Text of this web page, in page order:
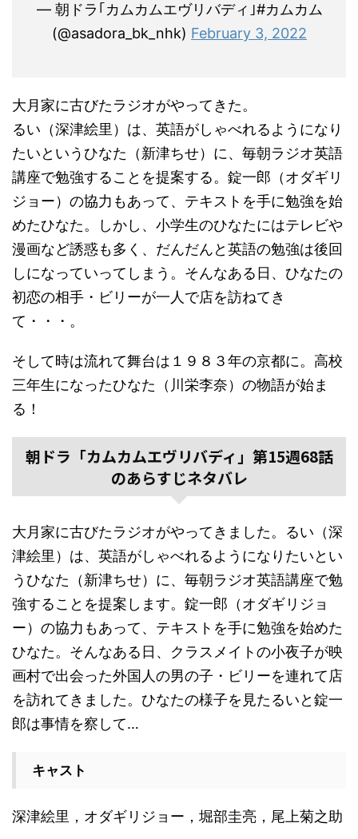
— 朝ドラ｢カムカムエヴリバディ｣#カムカム
(@asadora_bk_nhk) February 3, 2022
大月家に古びたラジオがやってきた。
るい（深津絵里）は、英語がしゃべれるようになり
たいというひなた（新津ちせ）に、毎朝ラジオ英語
講座で勉強することを提案する。錠一郎（オダギリ
ジョー）の協力もあって、テキストを手に勉強を始
めたひなた。しかし、小学生のひなたにはテレビや
漫画など誘惑も多く、だんだんと英語の勉強は後回
しになっていってしまう。そんなある日、ひなたの
初恋の相手・ビリーが一人で店を訪ねてき
て・・・。
そして時は流れて舞台は１９８３年の京都に。高校
三年生になったひなた（川栄李奈）の物語が始ま
る！
朝ドラ「カムカムエヴリバディ」第15週68話
のあらすじネタバレ
大月家に古びたラジオがやってきました。るい（深
津絵里）は、英語がしゃべれるようになりたいとい
うひなた（新津ちせ）に、毎朝ラジオ英語講座で勉
強することを提案します。錠一郎（オダギリジョ
ー）の協力もあって、テキストを手に勉強を始めた
ひなた。そんなある日、クラスメイトの小夜子が映
画村で出会った外国人の男の子・ビリーを連れて店
を訪れてきました。ひなたの様子を見たるいと錠一
郎は事情を察して…
キャスト
深津絵里，オダギリジョー，堀部圭亮，尾上菊之助